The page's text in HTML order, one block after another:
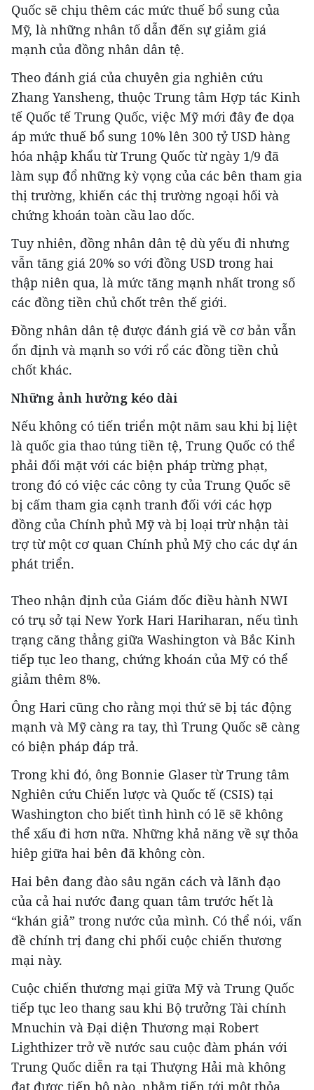
Quốc sẽ chịu thêm các mức thuế bổ sung của
Mỹ, là những nhân tố dẫn đến sự giảm giá
mạnh của đồng nhân dân tệ.
Theo đánh giá của chuyên gia nghiên cứu
Zhang Yansheng, thuộc Trung tâm Hợp tác Kinh
tế Quốc tế Trung Quốc, việc Mỹ mới đây đe dọa
áp mức thuế bổ sung 10% lên 300 tỷ USD hàng
hóa nhập khẩu từ Trung Quốc từ ngày 1/9 đã
làm sụp đổ những kỳ vọng của các bên tham gia
thị trường, khiến các thị trường ngoại hối và
chứng khoán toàn cầu lao dốc.
Tuy nhiên, đồng nhân dân tệ dù yếu đi nhưng
vẫn tăng giá 20% so với đồng USD trong hai
thập niên qua, là mức tăng mạnh nhất trong số
các đồng tiền chủ chốt trên thế giới.
Đồng nhân dân tệ được đánh giá về cơ bản vẫn
ổn định và mạnh so với rổ các đồng tiền chủ
chốt khác.
Những ảnh hưởng kéo dài
Nếu không có tiến triển một năm sau khi bị liệt
là quốc gia thao túng tiền tệ, Trung Quốc có thể
phải đối mặt với các biện pháp trừng phạt,
trong đó có việc các công ty của Trung Quốc sẽ
bị cấm tham gia cạnh tranh đối với các hợp
đồng của Chính phủ Mỹ và bị loại trừ nhận tài
trợ từ một cơ quan Chính phủ Mỹ cho các dự án
phát triển.
Theo nhận định của Giám đốc điều hành NWI
có trụ sở tại New York Hari Hariharan, nếu tình
trạng căng thẳng giữa Washington và Bắc Kinh
tiếp tục leo thang, chứng khoán của Mỹ có thể
giảm thêm 8%.
Ông Hari cũng cho rằng mọi thứ sẽ bị tác động
mạnh và Mỹ càng ra tay, thì Trung Quốc sẽ càng
có biện pháp đáp trả.
Trong khi đó, ông Bonnie Glaser từ Trung tâm
Nghiên cứu Chiến lược và Quốc tế (CSIS) tại
Washington cho biết tình hình có lẽ sẽ không
thể xấu đi hơn nữa. Những khả năng về sự thỏa
hiêp giữa hai bên đã không còn.
Hai bên đang đào sâu ngăn cách và lãnh đạo
của cả hai nước đang quan tâm trước hết là
“khán giả” trong nước của mình. Có thể nói, vấn
đề chính trị đang chi phối cuộc chiến thương
mại này.
Cuộc chiến thương mại giữa Mỹ và Trung Quốc
tiếp tục leo thang sau khi Bộ trưởng Tài chính
Mnuchin và Đại diện Thương mại Robert
Lighthizer trở về nước sau cuộc đàm phán với
Trung Quốc diễn ra tại Thượng Hải mà không
đạt được tiến bộ nào, nhằm tiến tới một thỏa